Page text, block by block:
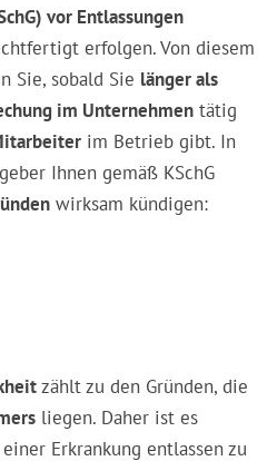
vor Entlassungen
erfolgen. Von diesem
Sie, sobald Sie länger als
im Unternehmen tätig
im Betrieb gibt. In
Ihnen gemäß KSchG
wirksam kündigen:
zählt zu den Gründen, die
liegen. Daher ist es
Erkrankung entlassen zu